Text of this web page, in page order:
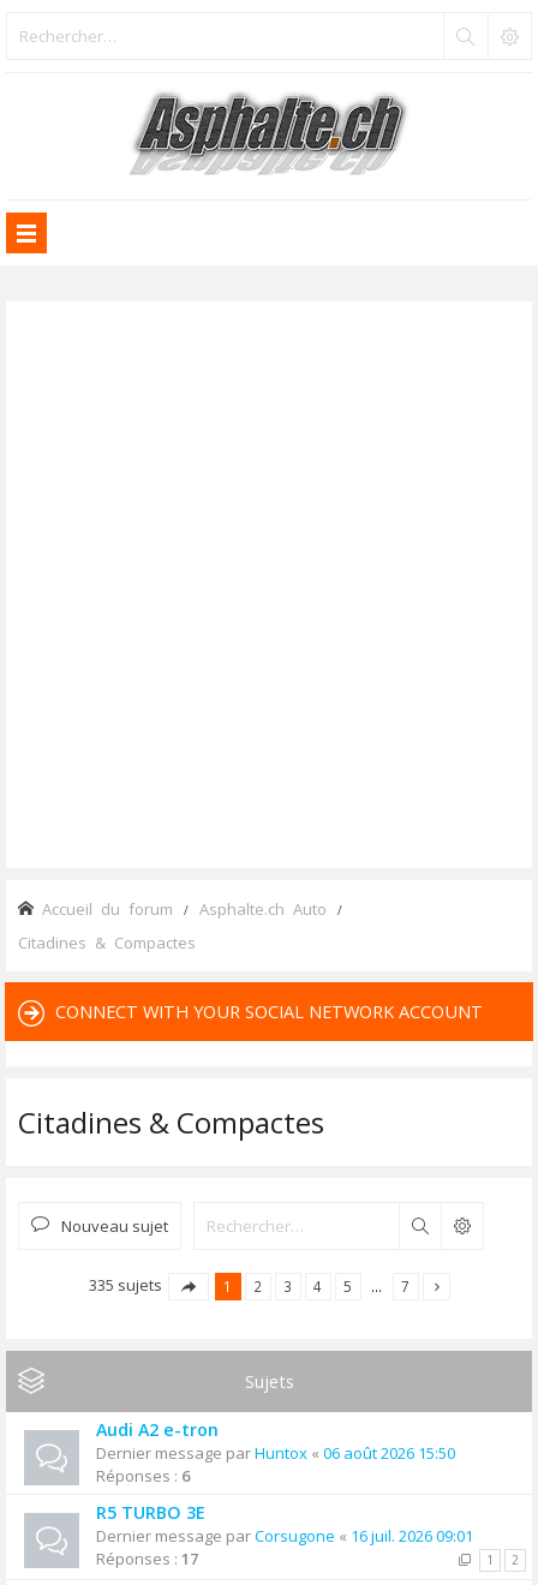
Accueil du forum Asphalte.ch Auto
Citadines & Compactes
CONNECT WITH YOUR SOCIAL NETWORK ACCOUNT
Citadines & Compactes
Nouveau sujet Rechercher
335 sujets 1 2 3 4 5 … 7
Sujets
Audi A2 e-tron
Dernier message parHuntox « 06 août 2026 15:50
Réponses : 6
R5 TURBO 3E
Dernier message parCorsugone « 16 juil. 2026 09:01
Réponses : 17 1 2